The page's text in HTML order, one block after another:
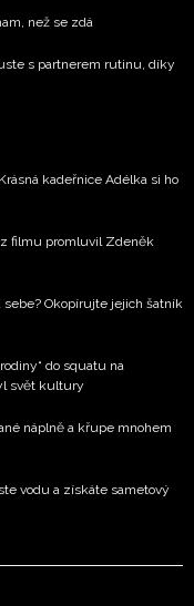
než se zdá
s partnerem rutinu, díky
kadeřnice Adélka si ho
z filmu promluvil Zdeněk
Okopírujte jejich šatník
do squatu na
svět kultury
náplně a křupe mnohem
vodu a získáte sametový